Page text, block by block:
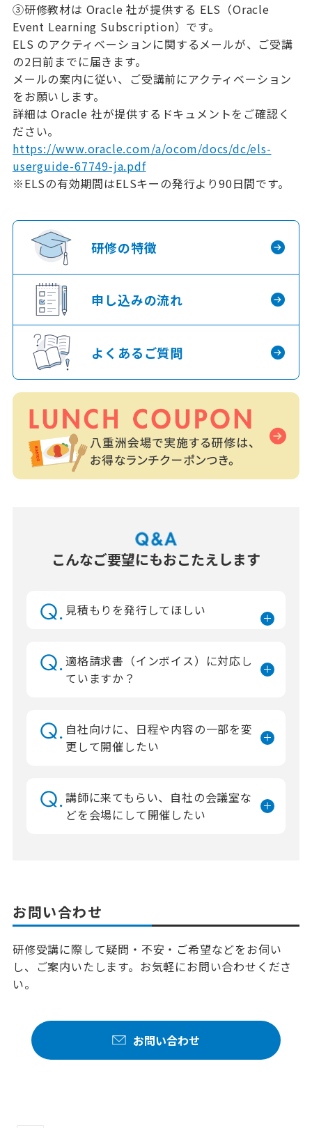
③研修教材は Oracle 社が提供する ELS（Oracle
Event Learning Subscription）です。
ELS のアクティベーションに関するメールが、ご受講
の2日前までに届きます。
メールの案内に従い、ご受講前にアクティベーション
をお願いします。
詳細は Oracle 社が提供するドキュメントをご確認く
ださい。
https://www.oracle.com/a/ocom/docs/dc/els-
userguide-67749-ja.pdf
※ELSの有効期間はELSキーの発行より90日間です。
研修の特徴
申し込みの流れ
よくあるご質問
こんなご要望にもおこたえします
見積もりを発行してほしい
適格請求書（インボイス）に対応し
ていますか？
自社向けに、日程や内容の一部を変
更して開催したい
講師に来てもらい、自社の会議室な
どを会場にして開催したい
お問い合わせ
研修受講に際して疑問・不安・ご希望などをお伺い
し、ご案内いたします。お気軽にお問い合わせくださ
い。
お問い合わせ